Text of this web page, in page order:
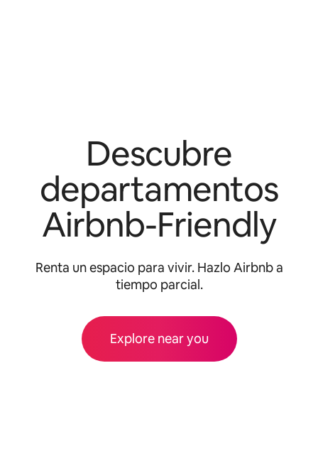
Descubre
departamentos
Airbnb-Friendly
Renta un espacio para vivir. Hazlo Airbnb a
tiempo parcial.
Explore near you